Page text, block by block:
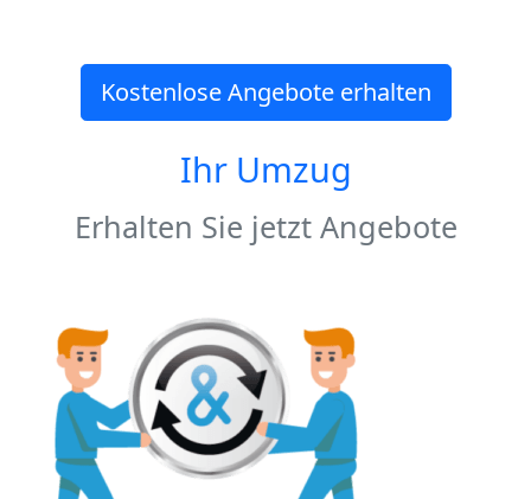
Kostenlose Angebote erhalten
Ihr Umzug
Erhalten Sie jetzt Angebote